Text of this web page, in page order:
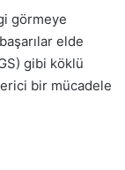
görmeye
elde
gibi köklü
bir mücadele